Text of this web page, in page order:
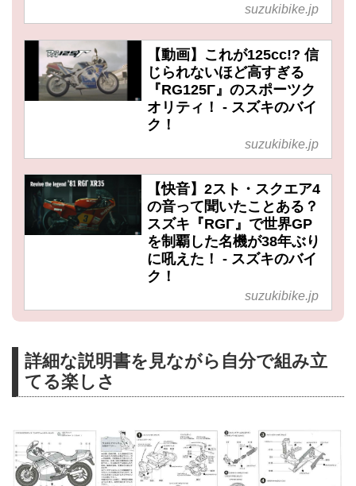
suzukibike.jp
【動画】これが125cc!? 信
じられないほど高すぎる
『RG125Γ』のスポーツク
オリティ！ - スズキのバイ
ク！
suzukibike.jp
【快音】2スト・スクエア4
の音って聞いたことある？
スズキ『RGΓ』で世界GP
を制覇した名機が38年ぶり
に吼えた！ - スズキのバイ
ク！
suzukibike.jp
詳細な説明書を見ながら自分で組み立
てる楽しさ